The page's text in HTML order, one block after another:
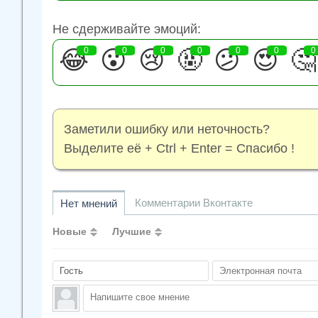
Не сдерживайте эмоций:
😂
0 😮
0 😢
0 🤬
0 😕
0 😍
0 🤔
0
Заметили ошибку или неточность?
Выделите её + Ctrl + Enter = Спасибо !
Нет мнений Комментарии Вконтакте
Новые Лучшие